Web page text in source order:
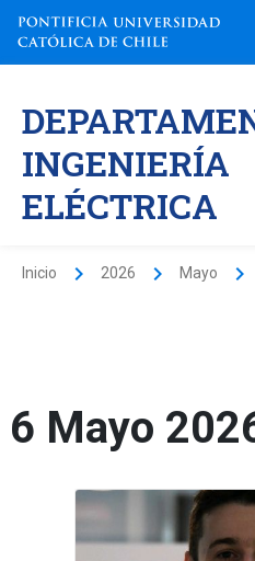
contenido
INGENIERÍA
ELÉCTRICA
Inicio 2026 Mayo
6 Mayo
Exalumno